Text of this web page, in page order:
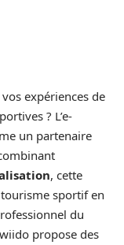
expériences de
? L’e-
un partenaire
, cette
sportif en
du
propose des